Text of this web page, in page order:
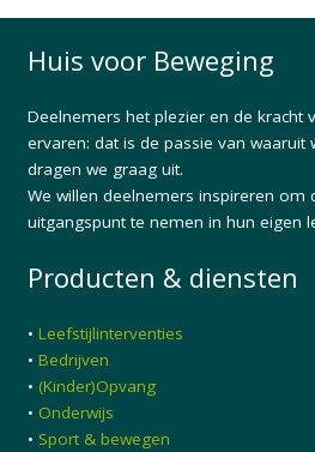
Huis voor Beweging
Deelnemers het plezier en de kracht
ervaren: dat is de passie van waaruit
dragen we graag uit.
We willen deelnemers inspireren om
uitgangspunt te nemen in hun eigen
Producten & diensten
• Leefstijlinterventies
• Bedrijven
• (Kinder)Opvang
• Onderwijs
• Sport & bewegen